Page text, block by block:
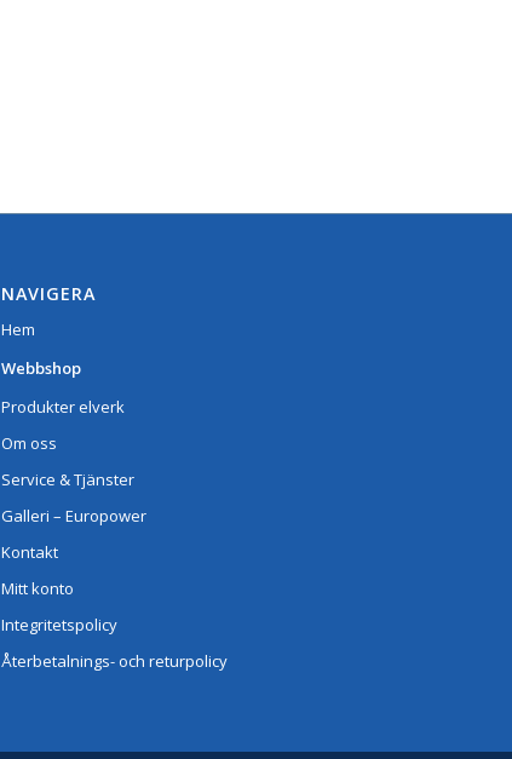
NAVIGERA
Hem
Webbshop
Produkter elverk
Om oss
Service & Tjänster
Galleri – Europower
Kontakt
Mitt konto
Integritetspolicy
Återbetalnings- och returpolicy